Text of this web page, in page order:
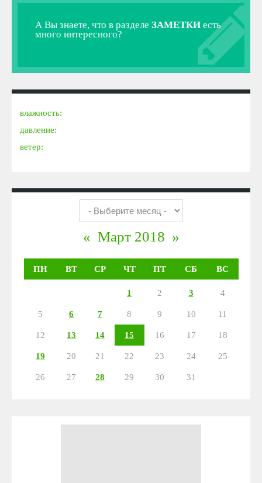
А Вы знаете, что в разделе ЗАМЕТКИ есть
много интересного?
влажность:
давление:
ветер:
« Март 2018 »
ПН ВТ СР ЧТ ПТ СБ ВС
1 2 3 4
5 6 7 8 9 10 11
12 13 14 15 16 17 18
19 20 21 22 23 24 25
26 27 28 29 30 31